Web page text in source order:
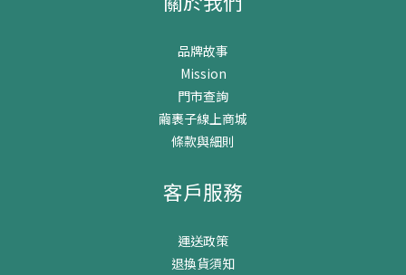
品牌故事
Mission
門市查詢
繭裹子線上商城
條款與細則
客戶服務
運送政策
退換貨須知